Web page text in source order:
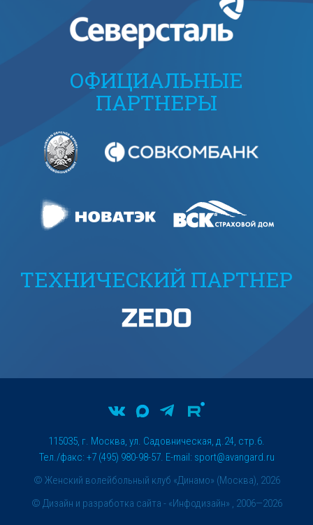
ОФИЦИАЛЬНЫЕ
ПАРТНЕРЫ
ТЕХНИЧЕСКИЙ ПАРТНЕР
© Женский волейбольный клуб «Динамо» (Москва), 2026
115035, г. Москва, ул. Садовническая, д.24, стр.6.
Тел./факс: +7 (495) 980-98-57. E-mail: sport@avangard.ru
© Дизайн и разработка сайта - «Инфодизайн» , 2006—2026